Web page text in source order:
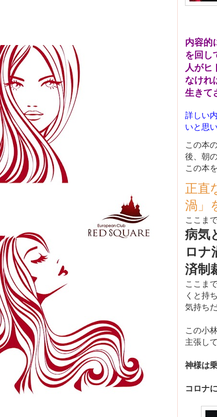
内容的
を回し
人がヒ
なけれ
生きて
詳しい
いと思
この本
後、朝
この本
正直
渦」
ここま
病気
ロナ
済制
ここま
くと持
気持ち
この小
主張し
神様は
コロナ